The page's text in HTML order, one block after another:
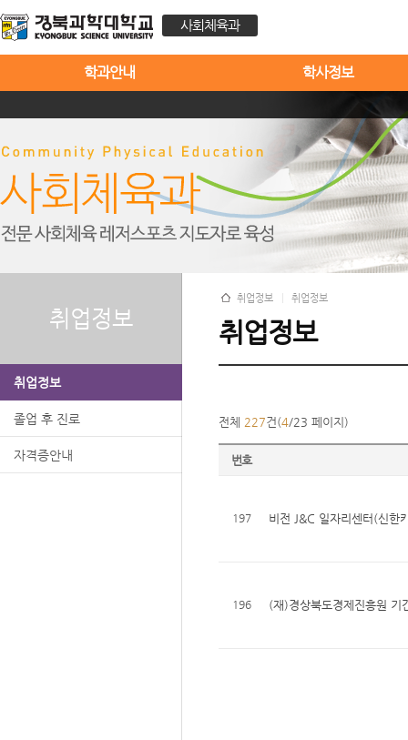
사회체육과
학과안내 학사정보
취업정보
취업정보
졸업 후 진로
자격증안내
취업정보 취업정보
취업정보
전체 227건(4/23 페이지)
번호
197 비전 J&C 일자리센터(신한
196 (재)경상북도경제진흥원 기